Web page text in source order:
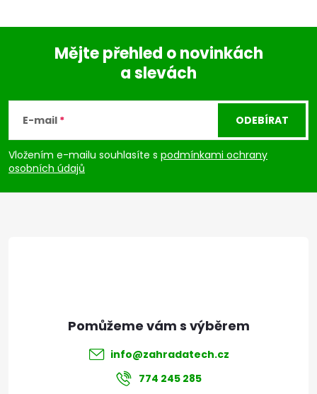
p
a
Mějte přehled o novinkách
a slevách
E-mail
Vložením e-mailu souhlasíte s podmínkami ochrany
osobních údajů
ODEBÍRAT
info@zahradatech.cz
774 245 285